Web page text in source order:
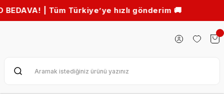
| Tüm Türkiye’ye hızlı gönderim 🚚